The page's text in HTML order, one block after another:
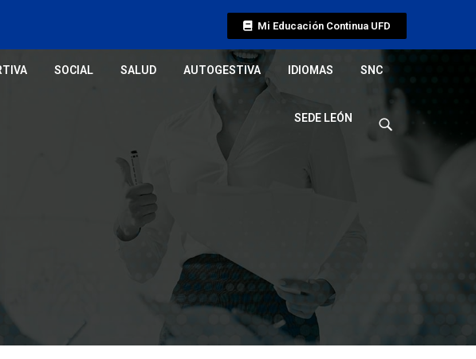
Mi Educación Continua UFD
SOCIAL SALUD AUTOGESTIVA IDIOMAS SNC
SEDE LEÓN